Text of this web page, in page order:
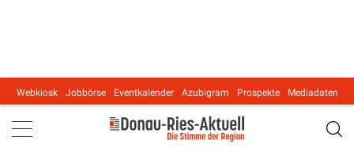
Main navigation
Webkiosk Jobbörse Eventkalender Azubigram Prospekte Mediadaten